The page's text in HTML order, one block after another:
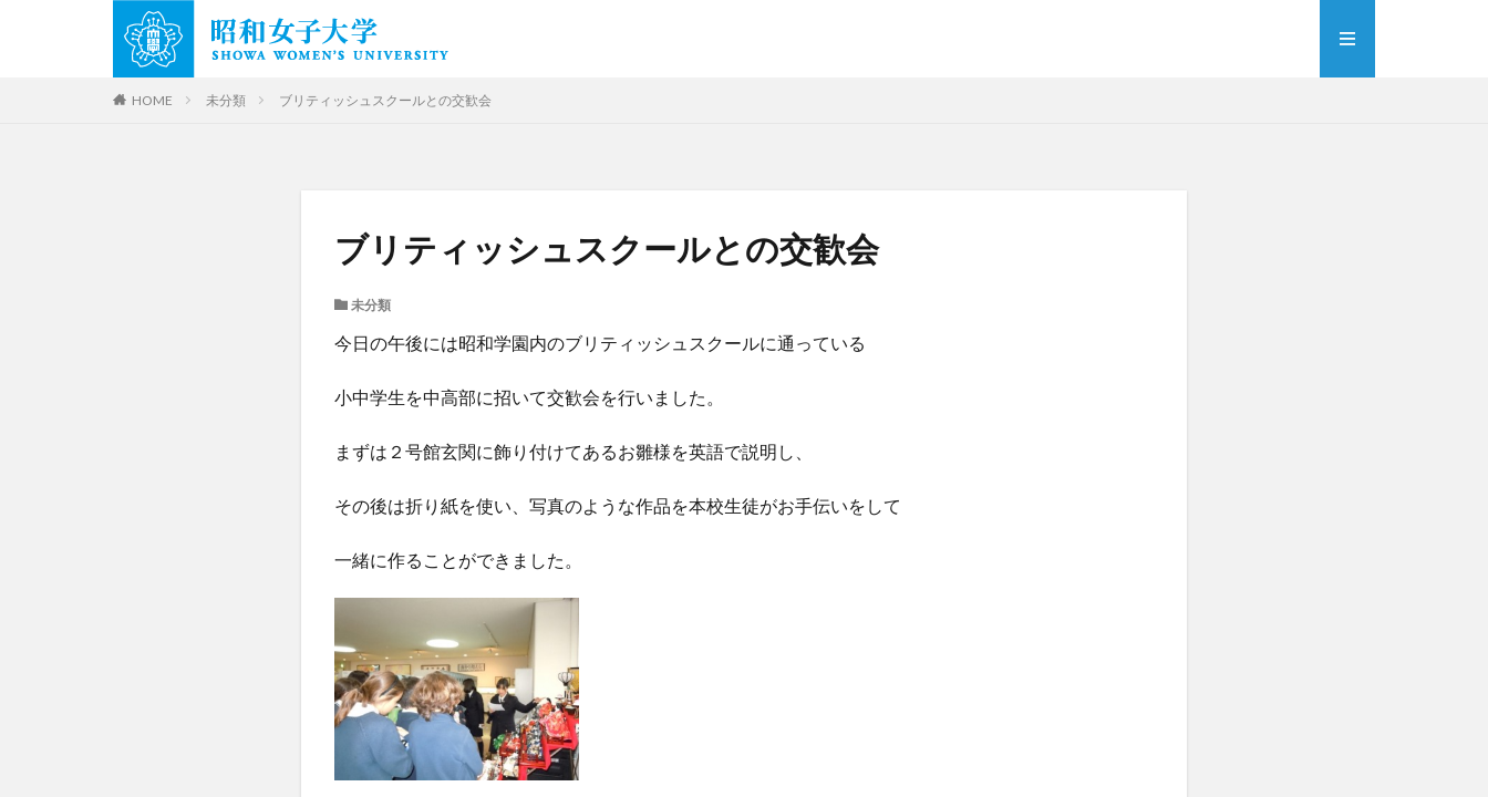
HOME 未分類 ブリティッシュスクールとの交歓会
ブリティッシュスクールとの交歓会
未分類
今日の午後には昭和学園内のブリティッシュスクールに通っている
小中学生を中高部に招いて交歓会を行いました。
まずは２号館玄関に飾り付けてあるお雛様を英語で説明し、
その後は折り紙を使い、写真のような作品を本校生徒がお手伝いをして
一緒に作ることができました。